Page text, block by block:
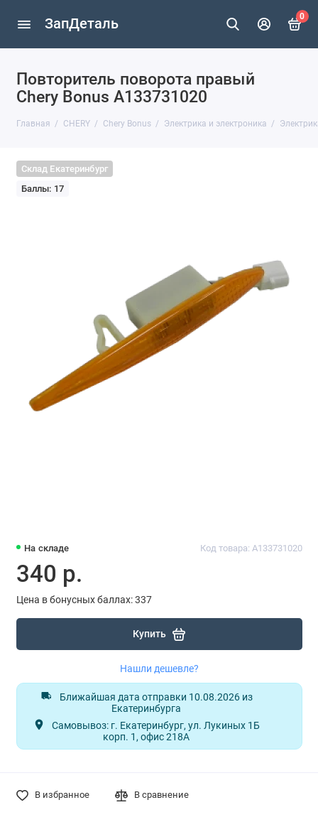
ЗапДеталь 0
Повторитель поворота правый
Chery Bonus A133731020
Главная CHERY Chery Bonus Электрика и электроника
Склад Екатеринбург
Баллы: 17
На складе Код товара: A133731020
340 р.
Цена в бонусных баллах: 337
Купить
Нашли дешевле?
Ближайшая дата отправки 10.08.2026 из
Екатеринбурга
Самовывоз: г. Екатеринбург, ул. Лукиных 1Б
корп. 1, офис 218А
В избранное В сравнение